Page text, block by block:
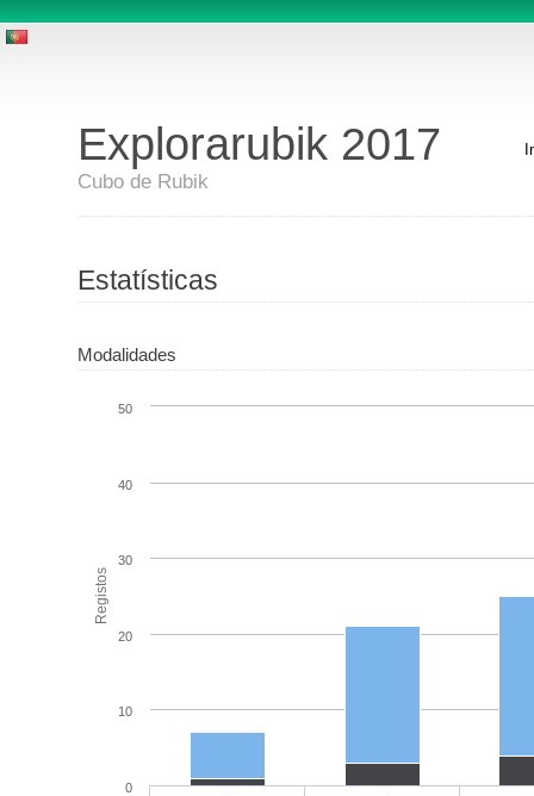
Explorarubik 2017
Cubo de Rubik
Estatísticas
Modalidades
Registos
0
10
20
30
40
50